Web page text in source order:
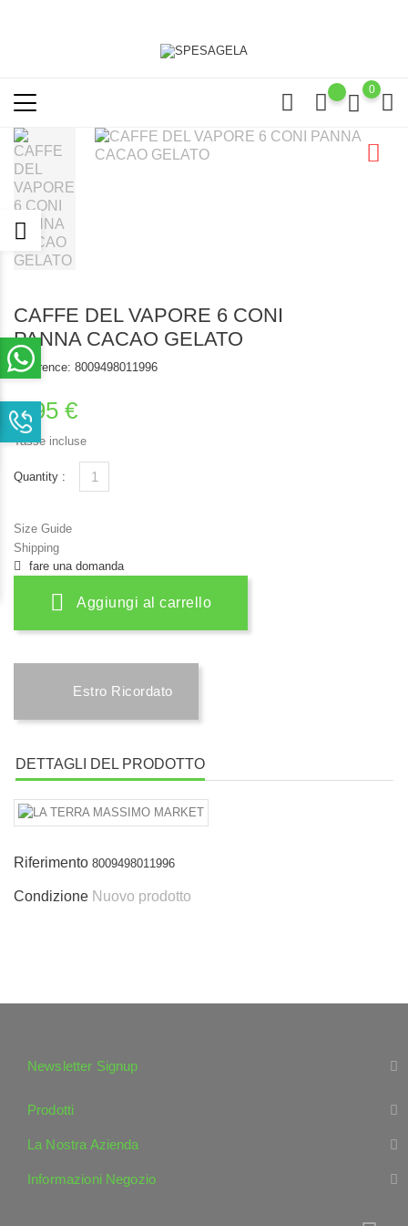
0
CAFFE DEL VAPORE 6 CONI
PANNA CACAO GELATO
Reference: 8009498011996
4,95 €
Tasse incluse
Quantity :
Size Guide
Shipping
fare una domanda
Aggiungi al carrello
Estro Ricordato
DETTAGLI DEL PRODOTTO
Riferimento 8009498011996
Condizione Nuovo prodotto
Newsletter Signup
Prodotti
La Nostra Azienda
Informazioni Negozio